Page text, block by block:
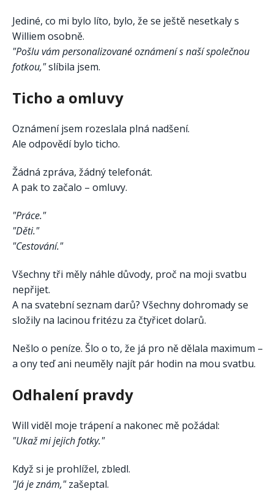
Jediné, co mi bylo líto, bylo, že se ještě nesetkaly s
Williem osobně.
"Pošlu vám personalizované oznámení s naší společnou
fotkou,"slíbila jsem.
Ticho a omluvy
Oznámení jsem rozeslala plná nadšení.
Ale odpovědí bylo ticho.
Žádná zpráva, žádný telefonát.
A pak to začalo – omluvy.
"Práce."
"Děti."
"Cestování."
Všechny tři měly náhle důvody, proč na moji svatbu
nepřijet.
A na svatební seznam darů? Všechny dohromady se
složily na lacinou fritézu za čtyřicet dolarů.
Nešlo o peníze. Šlo o to, že já pro ně dělala maximum –
a ony teď ani neuměly najít pár hodin na mou svatbu.
Odhalení pravdy
Will viděl moje trápení a nakonec mě požádal:
"Ukaž mi jejich fotky."
Když si je prohlížel, zbledl.
"Já je znám,"zašeptal.